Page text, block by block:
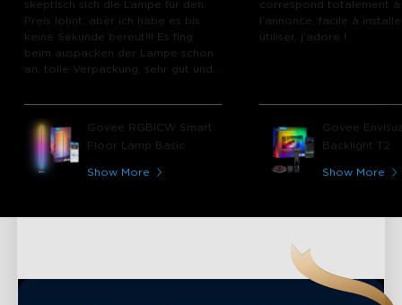
skeptisch sich die Lampe für den
Preis lohnt, aber ich habe es bis
keine Sekunde bereut!!! Es fing
beim auspacken der Lampe schon
an, tolle Verpackung, sehr gut und
der App, die unterschiedlichen Modi
sind einfach nur top. Die Lampe
wird nicht das letzte Produkt von
Govee RGBICW Smart
Floor Lamp Basic
Show More
correspond totalement à
l’annonce, facile à
utiliser, j’adore !
Govee
Backlight T2
Show More